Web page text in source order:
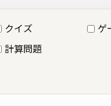
クイズ
ゲ
計算問題